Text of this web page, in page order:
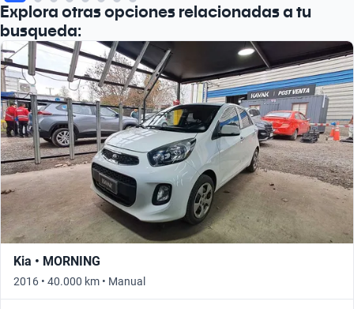
Explora otras opciones relacionadas a tu
busqueda:
Kia • MORNING
2016 • 40.000 km • Manual